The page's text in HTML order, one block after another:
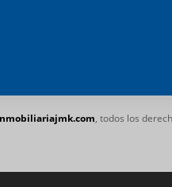
, todos los